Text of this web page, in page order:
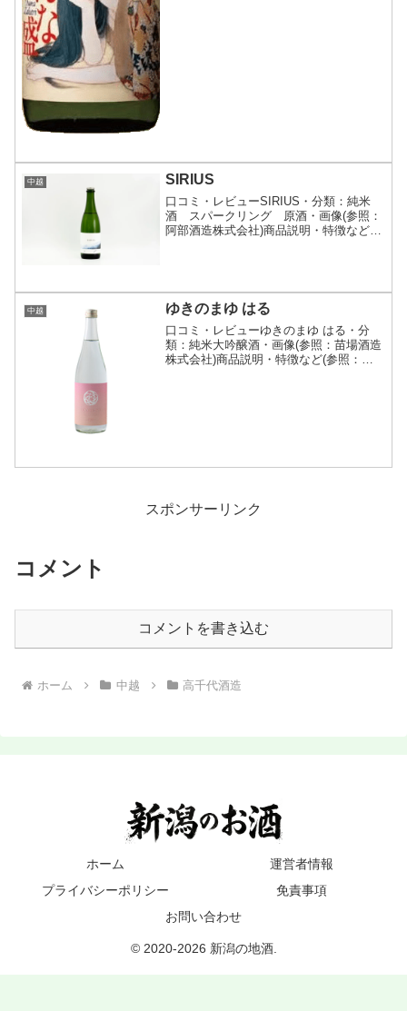
中越 SIRIUS
口コミ・レビューSIRIUS・分類：純米
酒 スパークリング 原酒・画像(参照：
阿部酒造株式会社)商品説明・特徴など
中越 ゆきのまゆ はる
口コミ・レビューゆきのまゆ はる・分
類：純米大吟醸酒・画像(参照：苗場酒造
株式会社)商品説明・特徴など(参照：苗
スポンサーリンク
コメント
コメントを書き込む
ホーム 中越 高千代酒造
ホーム
運営者情報
プライバシーポリシー
免責事項
お問い合わせ
© 2020-2026 新潟の地酒.